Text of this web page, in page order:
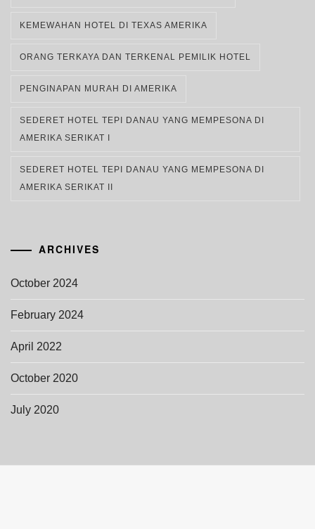
KEMEWAHAN HOTEL DI TEXAS AMERIKA
ORANG TERKAYA DAN TERKENAL PEMILIK HOTEL
PENGINAPAN MURAH DI AMERIKA
SEDERET HOTEL TEPI DANAU YANG MEMPESONA DI
AMERIKA SERIKAT I
SEDERET HOTEL TEPI DANAU YANG MEMPESONA DI
AMERIKA SERIKAT II
ARCHIVES
October 2024
February 2024
April 2022
October 2020
July 2020